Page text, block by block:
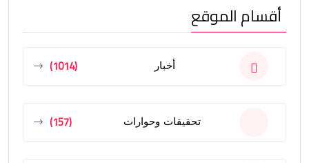
أقسام الموقع
أخبار (1014)
تحقيقات وحوارات (157)